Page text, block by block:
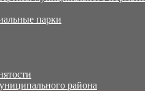
парки
района